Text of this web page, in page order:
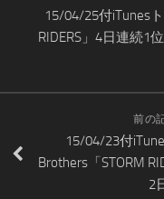
15/04/25付iTunes
RIDERS」4日連続1
前の
15/04/23付
Brothers「STORM
2